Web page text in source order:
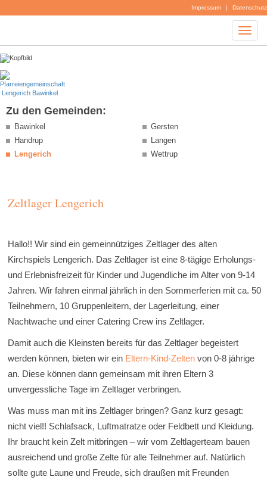
Impressum | Datenschutz
Zu den Gemeinden:
Bawinkel
Gersten
Handrup
Langen
Lengerich
Wettrup
Zeltlager Lengerich
Hallo!! Wir sind ein gemeinnütziges Zeltlager des alten
Kirchspiels Lengerich. Das Zeltlager ist eine 8-tägige Erholungs-
und Erlebnisfreizeit für Kinder und Jugendliche im Alter von 9-14
Jahren. Wir fahren einmal jährlich in den Sommerferien mit ca. 50
Teilnehmern, 10 Gruppenleitern, der Lagerleitung, einer
Nachtwache und einer Catering Crew ins Zeltlager.
Damit auch die Kleinsten bereits für das Zeltlager begeistert
werden können, bieten wir ein Eltern-Kind-Zelten von 0-8 jährige
an. Diese können dann gemeinsam mit ihren Eltern 3
unvergessliche Tage im Zeltlager verbringen.
Was muss man mit ins Zeltlager bringen? Ganz kurz gesagt:
nicht viel!! Schlafsack, Luftmatratze oder Feldbett und Kleidung.
Ihr braucht kein Zelt mitbringen – wir vom Zeltlagerteam bauen
ausreichend und große Zelte für alle Teilnehmer auf. Natürlich
sollte gute Laune und Freude, sich draußen mit Freunden